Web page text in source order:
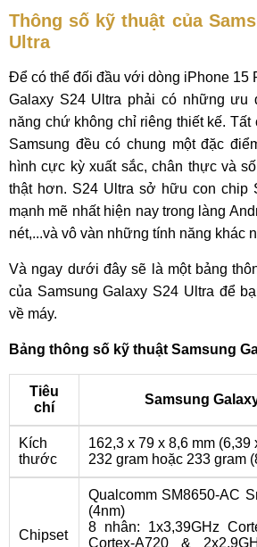
Thông số kỹ thuật của
Ultra
Để có thể đối đầu với dòng iPhone 15
Galaxy S24 Ultra phải có những ưu
năng chứ không chỉ riêng thiết kế. Tất
Samsung đều có chung một đặc
hình cực kỳ xuất sắc, chân thực và
thật hơn. S24 Ultra sở hữu con chip
mạnh mẽ nhất hiện nay trong làng
nét,...và vô vàn những tính năng khác
Và ngay dưới đây sẽ là một bảng
của Samsung Galaxy S24 Ultra để
về máy.
Bảng thông số kỹ thuật Samsung
Tiêu
chí
Samsung
Kích
thước
162,3 x 79 x 8,6 mm (6,39
232 gram hoặc 233 gram
Chipset
Qualcomm SM8650-AC
(4nm)
8 nhân: 1x3,39GHz
Cortex-A720 &